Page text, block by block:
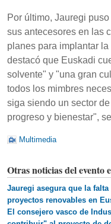
Por último, Jauregi
sus antecesores en las
planes para implantar
destacó que Euskadi
solvente" y "una gran
todos los mimbres
siga siendo un sector
progreso y bienestar",
Multimedia
Otras noticias del evento
Jauregi asegura que la
proyectos renovables en
El consejero vasco de